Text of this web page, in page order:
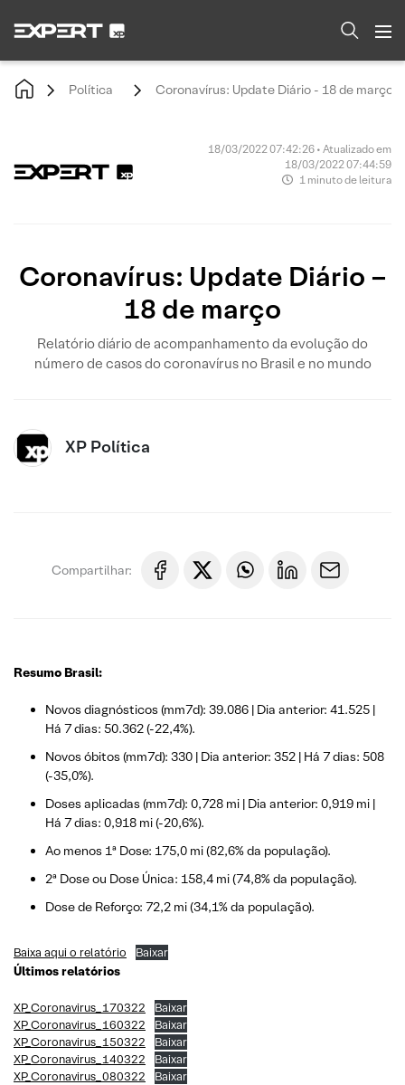
Política Coronavírus: Update Diário - 18 de março
18/03/2022 07:42:26 • Atualizado em
18/03/2022 07:44:59
1 minuto de leitura
Coronavírus: Update Diário –
18 de março
Relatório diário de acompanhamento da evolução do
número de casos do coronavírus no Brasil e no mundo
XP Política
Compartilhar:
Resumo Brasil:
Novos diagnósticos (mm7d): 39.086 | Dia anterior: 41.525 |
Há 7 dias: 50.362 (-22,4%).
Novos óbitos (mm7d): 330 | Dia anterior: 352 | Há 7 dias: 508
(-35,0%).
Doses aplicadas (mm7d): 0,728 mi | Dia anterior: 0,919 mi |
Há 7 dias: 0,918 mi (-20,6%).
Ao menos 1ª Dose: 175,0 mi (82,6% da população).
2ª Dose ou Dose Única: 158,4 mi (74,8% da população).
Dose de Reforço: 72,2 mi (34,1% da população).
Baixa aqui o relatório Baixar
Últimos relatórios
XP_Coronavirus_170322
Baixar
XP_Coronavirus_160322
Baixar
XP_Coronavirus_150322
Baixar
XP_Coronavirus_140322
Baixar
XP_Coronavirus_080322
Baixar